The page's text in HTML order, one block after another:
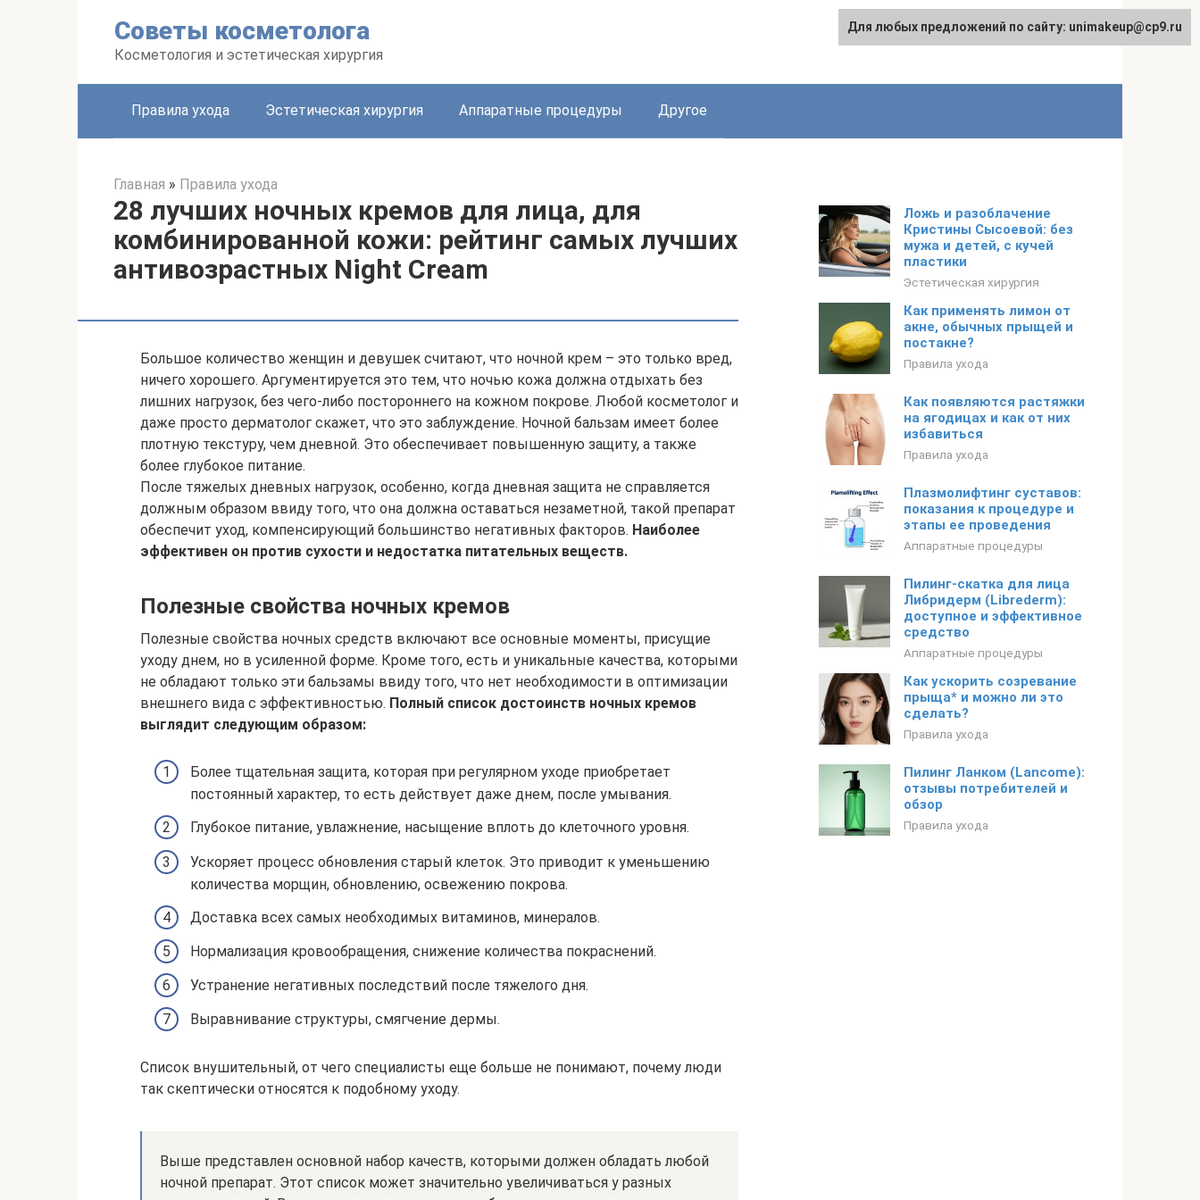
Советы косметолога
Косметология и эстетическая хирургия
Правила ухода Эстетическая хирургия Аппаратные процедуры Другое
Главная » Правила ухода
28 лучших ночных кремов для лица, для
комбинированной кожи: рейтинг самых лучших
антивозрастных Night Cream
Большое количество женщин и девушек считают, что ночной крем – это только вред,
ничего хорошего. Аргументируется это тем, что ночью кожа должна отдыхать без
лишних нагрузок, без чего-либо постороннего на кожном покрове. Любой косметолог и
даже просто дерматолог скажет, что это заблуждение. Ночной бальзам имеет более
плотную текстуру, чем дневной. Это обеспечивает повышенную защиту, а также
более глубокое питание.
После тяжелых дневных нагрузок, особенно, когда дневная защита не справляется
должным образом ввиду того, что она должна оставаться незаметной, такой препарат
обеспечит уход, компенсирующий большинство негативных факторов. Наиболее
эффективен он против сухости и недостатка питательных веществ.
Полезные свойства ночных кремов
Полезные свойства ночных средств включают все основные моменты, присущие
уходу днем, но в усиленной форме. Кроме того, есть и уникальные качества, которыми
не обладают только эти бальзамы ввиду того, что нет необходимости в оптимизации
внешнего вида с эффективностью. Полный список достоинств ночных кремов
выглядит следующим образом:
Более тщательная защита, которая при регулярном уходе приобретает
постоянный характер, то есть действует даже днем, после умывания.
Глубокое питание, увлажнение, насыщение вплоть до клеточного уровня.
Ускоряет процесс обновления старый клеток. Это приводит к уменьшению
количества морщин, обновлению, освежению покрова.
Доставка всех самых необходимых витаминов, минералов.
Нормализация кровообращения, снижение количества покраснений.
Устранение негативных последствий после тяжелого дня.
Выравнивание структуры, смягчение дермы.
Список внушительный, от чего специалисты еще больше не понимают, почему люди
так скептически относятся к подобному уходу.
Выше представлен основной набор качеств, которыми должен обладать любой
ночной препарат. Этот список может значительно увеличиваться у разных
Ложь и разоблачение
Кристины Сысоевой: без
мужа и детей, с кучей
пластики
Эстетическая хирургия
Как применять лимон от
акне, обычных прыщей и
постакне?
Правила ухода
Как появляются растяжки
на ягодицах и как от них
избавиться
Правила ухода
Плазмолифтинг суставов:
показания к процедуре и
этапы ее проведения
Аппаратные процедуры
Пилинг-скатка для лица
Либридерм (Librederm):
доступное и эффективное
средство
Аппаратные процедуры
Как ускорить созревание
прыща* и можно ли это
сделать?
Правила ухода
Пилинг Ланком (Lancome):
отзывы потребителей и
обзор
Правила ухода
Для любых предложений по сайту: unimakeup@cp9.ru